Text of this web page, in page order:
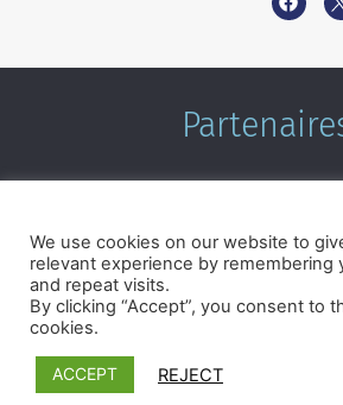
©2026 Microcrédit Montréal. Tous droits
par Pixforia
We use cookies on our website to
relevant experience by remembering
and repeat visits.
By clicking “Accept”, you consent to
cookies.
ACCEPT REJECT